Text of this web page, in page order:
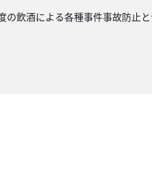
飲酒による各種事件事故防止